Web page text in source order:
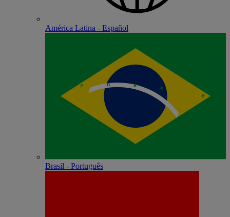
América Latina - Español
Brasil - Português